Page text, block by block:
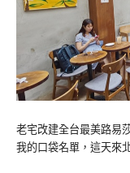
老宅改建全台最美路易
我的口袋名單，這天來